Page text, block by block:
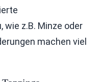
z.B. Minze oder
machen viel